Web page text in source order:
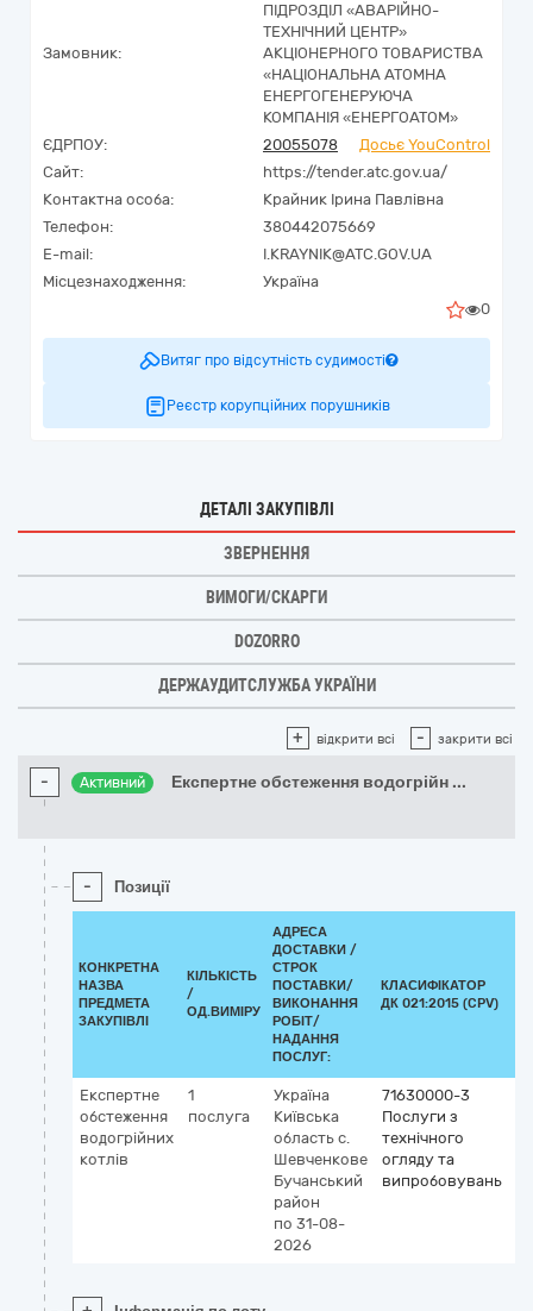
Замовник:
ПІДРОЗДІЛ «АВАРІЙНО-
ТЕХНІЧНИЙ ЦЕНТР»
АКЦІОНЕРНОГО ТОВАРИСТВА
«НАЦІОНАЛЬНА АТОМНА
ЕНЕРГОГЕНЕРУЮЧА
КОМПАНІЯ «ЕНЕРГОАТОМ»
ЄДРПОУ:
20055078
Досьє YouControl
Сайт:
https://tender.atc.gov.ua/
Контактна особа:
Крайник Ірина Павлівна
Телефон:
380442075669
E-mail:
I.KRAYNIK@ATC.GOV.UA
Місцезнаходження:
Україна
0
Витяг про відсутність судимості
Реєстр корупційних порушників
ДЕТАЛІ ЗАКУПІВЛІ
ЗВЕРНЕННЯ
ВИМОГИ/СКАРГИ
DOZORRO
ДЕРЖАУДИТСЛУЖБА УКРАЇНИ
+ відкрити всі - закрити всі
- Активний Експертне обстеження водогрійн ...
- Позиції
КОНКРЕТНА
НАЗВА
ПРЕДМЕТА
ЗАКУПІВЛІ
КІЛЬКІСТЬ
/
ОД.ВИМІРУ
АДРЕСА
ДОСТАВКИ /
СТРОК
ПОСТАВКИ/
ВИКОНАННЯ
РОБІТ/
НАДАННЯ
ПОСЛУГ:
КЛАСИФІКАТОР
ДК 021:2015 (CPV)
Експертне
обстеження
водогрійних
котлів
1
послуга
Україна
Київська
область с.
Шевченкове
Бучанський
район
по 31-08-
2026
71630000-3
Послуги з
технічного
огляду та
випробовувань